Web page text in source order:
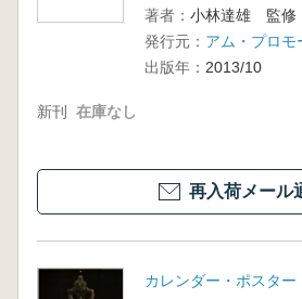
著者：
発行元： アム・プロモ
出版年： 2013/10
新刊 在庫なし
再入荷メール
カレンダー・ポスター